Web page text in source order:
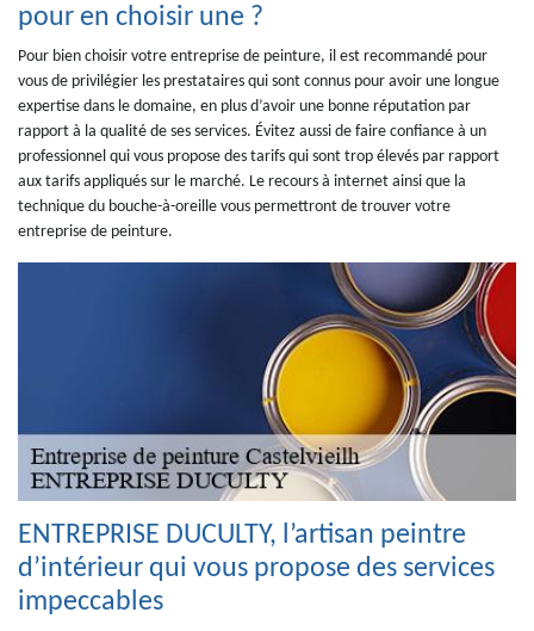
pour en choisir une ?
Pour bien choisir votre entreprise de peinture, il est recommandé pour
vous de privilégier les prestataires qui sont connus pour avoir une longue
expertise dans le domaine, en plus d’avoir une bonne réputation par
rapport à la qualité de ses services. Évitez aussi de faire confiance à un
professionnel qui vous propose des tarifs qui sont trop élevés par rapport
aux tarifs appliqués sur le marché. Le recours à internet ainsi que la
technique du bouche-à-oreille vous permettront de trouver votre
entreprise de peinture.
ENTREPRISE DUCULTY, l’artisan peintre
d’intérieur qui vous propose des services
impeccables